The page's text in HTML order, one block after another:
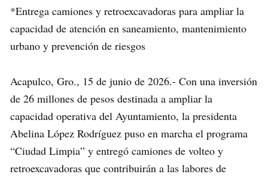
*Entrega camiones y retroexcavadoras para ampliar la
capacidad de atención en saneamiento, mantenimiento
urbano y prevención de riesgos
Acapulco, Gro., 15 de junio de 2026.- Con una inversión
de 26 millones de pesos destinada a ampliar la
capacidad operativa del Ayuntamiento, la presidenta
Abelina López Rodríguez puso en marcha el programa
“Ciudad Limpia” y entregó camiones de volteo y
retroexcavadoras que contribuirán a las labores de